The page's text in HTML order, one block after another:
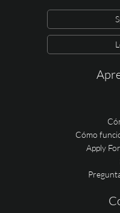
Cómo
Apply